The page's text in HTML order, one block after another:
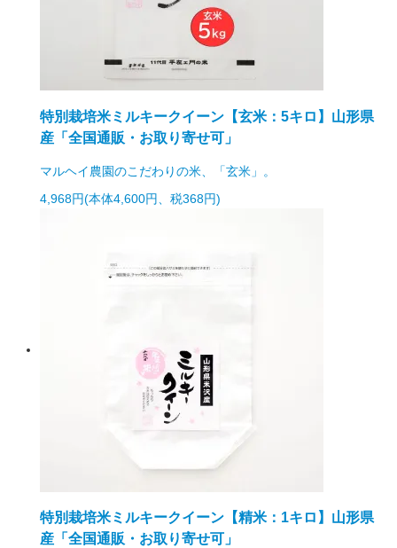
特別栽培米ミルキークイーン【玄米：5キロ】山形県
産「全国通販・お取り寄せ可」
マルヘイ農園のこだわりの米、「玄米」。
4,968円(本体4,600円、税368円)
特別栽培米ミルキークイーン【精米：1キロ】山形県
産「全国通販・お取り寄せ可」